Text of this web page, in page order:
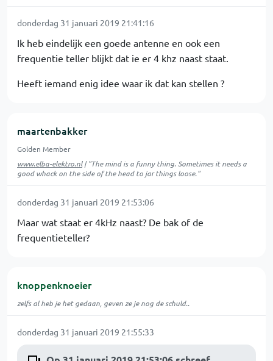
donderdag 31 januari 2019 21:41:16
Ik heb eindelijk een goede antenne en ook een
frequentie teller blijkt dat ie er 4 khz naast staat.
Heeft iemand enig idee waar ik dat kan stellen ?
maartenbakker
Golden Member
www.elba-elektro.nl| "The mind is a funny thing. Sometimes it needs a
good whack on the side of the head to jar things loose."
donderdag 31 januari 2019 21:53:06
Maar wat staat er 4kHz naast? De bak of de
frequentieteller?
knoppenknoeier
zelfs al heb je het gedaan, geven ze je nog de schuld..
donderdag 31 januari 2019 21:55:33